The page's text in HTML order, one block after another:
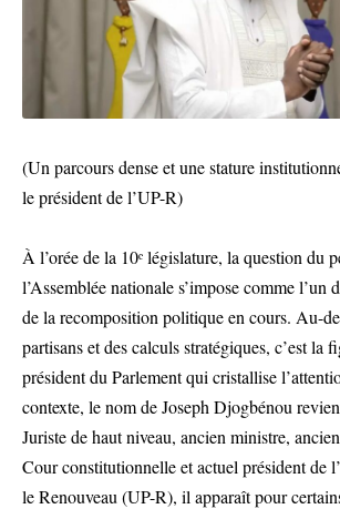
(Un parcours dense et une stature
le président de l’UP-R)
À l’orée de la 10ᵉ législature, la question du
l’Assemblée nationale s’impose comme l’un
de la recomposition politique en cours. Au-
partisans et des calculs stratégiques, c’est la
président du Parlement qui cristallise
contexte, le nom de Joseph Djogbénou
Juriste de haut niveau, ancien ministre,
Cour constitutionnelle et actuel président de
le Renouveau (UP-R), il apparaît pour